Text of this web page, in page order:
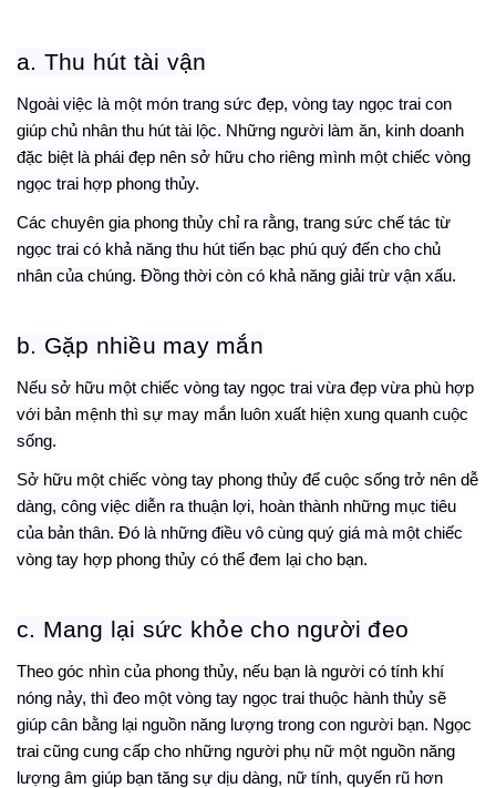
a. Thu hút tài vận
Ngoài việc là một món trang sức đẹp, vòng tay ngọc trai con
giúp chủ nhân thu hút tài lộc. Những người làm ăn, kinh doanh
đặc biệt là phái đẹp nên sở hữu cho riêng mình một chiếc vòng
ngọc trai hợp phong thủy.
Các chuyên gia phong thủy chỉ ra rằng, trang sức chế tác từ
ngọc trai có khả năng thu hút tiến bạc phú quý đến cho chủ
nhân của chúng. Đồng thời còn có khả năng giải trừ vận xấu.
b. Gặp nhiều may mắn
Nếu sở hữu một chiếc vòng tay ngọc trai vừa đẹp vừa phù hợp
với bản mệnh thì sự may mắn luôn xuất hiện xung quanh cuộc
sống.
Sở hữu một chiếc vòng tay phong thủy để cuộc sống trở nên dễ
dàng, công việc diễn ra thuận lợi, hoàn thành những mục tiêu
của bản thân. Đó là những điều vô cùng quý giá mà một chiếc
vòng tay hợp phong thủy có thể đem lại cho bạn.
c. Mang lại sức khỏe cho người đeo
Theo góc nhìn của phong thủy, nếu bạn là người có tính khí
nóng nảy, thì đeo một vòng tay ngọc trai thuộc hành thủy sẽ
giúp cân bằng lại nguồn năng lượng trong con người bạn. Ngọc
trai cũng cung cấp cho những người phụ nữ một nguồn năng
lượng âm giúp bạn tăng sự dịu dàng, nữ tính, quyến rũ hơn